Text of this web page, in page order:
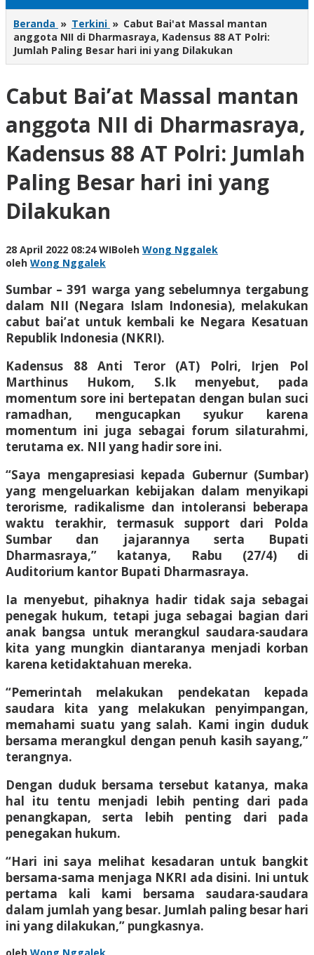
Beranda » Terkini » Cabut Bai'at Massal mantan
anggota NII di Dharmasraya, Kadensus 88 AT Polri:
Jumlah Paling Besar hari ini yang Dilakukan
Cabut Bai’at Massal mantan
anggota NII di Dharmasraya,
Kadensus 88 AT Polri: Jumlah
Paling Besar hari ini yang
Dilakukan
28 April 2022 08:24 WIBoleh Wong Nggalek
oleh Wong Nggalek
Sumbar – 391 warga yang sebelumnya tergabung
dalam NII (Negara Islam Indonesia), melakukan
cabut bai’at untuk kembali ke Negara Kesatuan
Republik Indonesia (NKRI).
Kadensus 88 Anti Teror (AT) Polri, Irjen Pol
Marthinus Hukom, S.Ik menyebut, pada
momentum sore ini bertepatan dengan bulan suci
ramadhan, mengucapkan syukur karena
momentum ini juga sebagai forum silaturahmi,
terutama ex. NII yang hadir sore ini.
“Saya mengapresiasi kepada Gubernur (Sumbar)
yang mengeluarkan kebijakan dalam menyikapi
terorisme, radikalisme dan intoleransi beberapa
waktu terakhir, termasuk support dari Polda
Sumbar dan jajarannya serta Bupati
Dharmasraya,” katanya, Rabu (27/4) di
Auditorium kantor Bupati Dharmasraya.
Ia menyebut, pihaknya hadir tidak saja sebagai
penegak hukum, tetapi juga sebagai bagian dari
anak bangsa untuk merangkul saudara-saudara
kita yang mungkin diantaranya menjadi korban
karena ketidaktahuan mereka.
“Pemerintah melakukan pendekatan kepada
saudara kita yang melakukan penyimpangan,
memahami suatu yang salah. Kami ingin duduk
bersama merangkul dengan penuh kasih sayang,”
terangnya.
Dengan duduk bersama tersebut katanya, maka
hal itu tentu menjadi lebih penting dari pada
penangkapan, serta lebih penting dari pada
penegakan hukum.
“Hari ini saya melihat kesadaran untuk bangkit
bersama-sama menjaga NKRI ada disini. Ini untuk
pertama kali kami bersama saudara-saudara
dalam jumlah yang besar. Jumlah paling besar hari
ini yang dilakukan,” pungkasnya.